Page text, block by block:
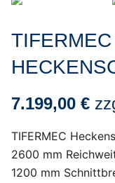
7.199,00 €
TIFERMEC
2600 mm
1200 mm